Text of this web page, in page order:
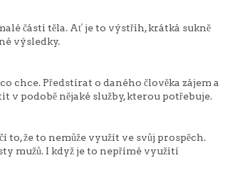
části těla. Ať je to výstřih, krátká sukně
výsledky.
chce. Předstírat o daného člověka zájem a
v podobě nějaké služby, kterou potřebuje.
to, že to nemůže využít ve svůj prospěch.
mužů. I když je to nepřímé využití